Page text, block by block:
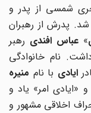
هجری شمسی از پدر و
پدرش از رهبران
عباس افندیرهبر
نام خانوادگی
ایادیبا ناممنیره
امر» یاد و
اخلاقی مشهور و